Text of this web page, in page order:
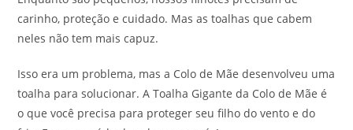
carinho, proteção e cuidado. Mas as toalhas que cabem
neles não tem mais capuz.
Isso era um problema, mas a Colo de Mãe desenvolveu uma
toalha para solucionar. A Toalha Gigante da Colo de Mãe é
o que você precisa para proteger seu filho do vento e do